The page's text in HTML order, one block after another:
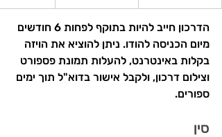
הדרכון חייב להיות בתוקף לפחות 6 חודשים
מיום הכניסה להודו. ניתן להוציא את הויזה
בקלות באינטרנט, להעלות תמונת פספורט
וצילום דרכון, ולקבל אישור בדוא"ל תוך ימים
ספורים.
סין